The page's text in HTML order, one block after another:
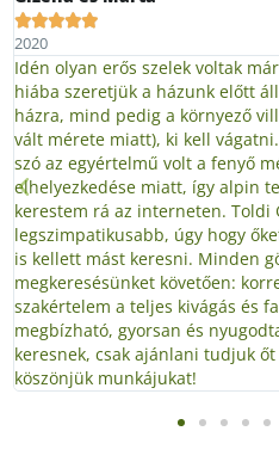

2020
Idén olyan erős szelek voltak
hiába szeretjük a házunk előtt
házra, mind pedig a környező
vált mérete miatt), ki kell
szó az egyértelmű volt a fenyő
elhelyezkedése miatt, így alpin
kerestem rá az interneten. Toldi
legszimpatikusabb, úgy hogy
is kellett mást keresni. Minden
megkeresésünket követően:
szakértelem a teljes kivágás és
megbízható, gyorsan és
keresnek, csak ajánlani tudjuk
köszönjük munkájukat!